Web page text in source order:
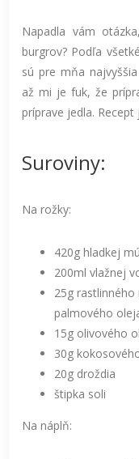
Napadla vám
burgrov? Podľa
sú pre mňa
až mi je fuk, že
príprave jedla.
Suroviny:
Na rožky:
420g hladkej
200ml vlažnej
25g
palmového
15g olivového
30g
20g droždia
štipka soli
Na náplň: